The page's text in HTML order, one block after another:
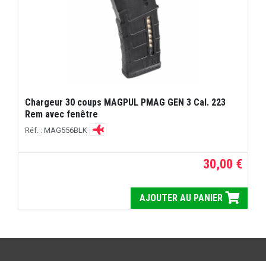
Chargeur 30 coups MAGPUL PMAG GEN 3 Cal. 223
Rem avec fenêtre
Réf. : MAG556BLK
30,00 €
AJOUTER AU PANIER